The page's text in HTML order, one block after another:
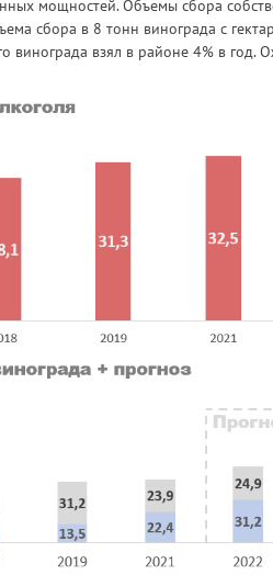
мощностей. Объемы сбора
сбора в 8 тонн винограда с
винограда взял в районе 4% в